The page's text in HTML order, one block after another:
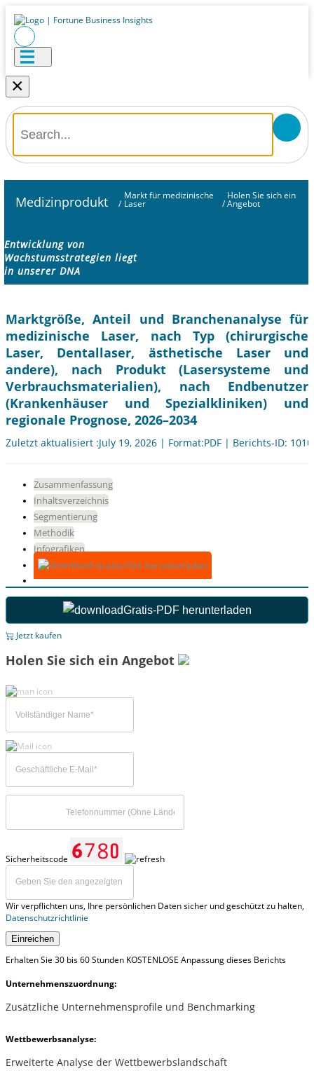
×
Medizinprodukt /
Markt für medizinische
Laser /
Holen Sie sich ein
Angebot
Entwicklung von
Wachstumsstrategien liegt
in unserer DNA
Marktgröße, Anteil und Branchenanalyse für
medizinische Laser, nach Typ (chirurgische
Laser, Dentallaser, ästhetische Laser und
andere), nach Produkt (Lasersysteme und
Verbrauchsmaterialien), nach Endbenutzer
(Krankenhäuser und Spezialkliniken) und
regionale Prognose, 2026–2034
Zuletzt aktualisiert :July 19, 2026 | Format:PDF | Berichts-ID:
Zusammenfassung
Inhaltsverzeichnis
Segmentierung
Methodik
Infografiken
Gratis-PDF herunterladen
Gratis-PDF herunterladen
Jetzt kaufen
Holen Sie sich ein Angebot
Sicherheitscode
Wir verpflichten uns, Ihre persönlichen Daten sicher und geschützt zu halten,
Datenschutzrichtlinie
Einreichen
Erhalten Sie 30 bis 60 Stunden KOSTENLOSE Anpassung dieses Berichts
Unternehmenszuordnung:
Zusätzliche Unternehmensprofile und Benchmarking
Wettbewerbsanalyse:
Erweiterte Analyse der Wettbewerbslandschaft